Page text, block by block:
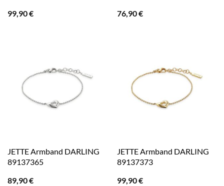
99,90€
76,90€
JETTE Armband DARLING
89137365
89,90€
JETTE Armband DARLING
89137373
99,90€